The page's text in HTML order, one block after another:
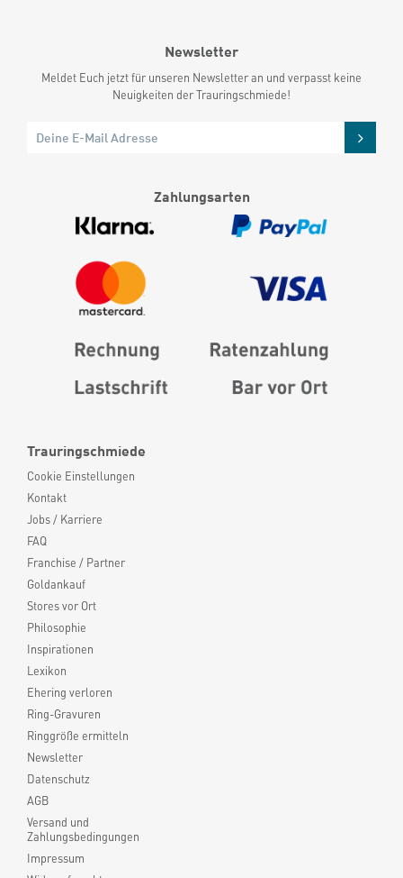
Trauringschmiede
Cookie Einstellungen
Kontakt
Jobs / Karriere
FAQ
Franchise / Partner
Goldankauf
Stores vor Ort
Philosophie
Inspirationen
Lexikon
Ehering verloren
Ring-Gravuren
Ringgröße ermitteln
Newsletter
Datenschutz
AGB
Versand und
Zahlungsbedingungen
Impressum
Newsletter
Meldet Euch jetzt für unseren Newsletter an und verpasst keine
Neuigkeiten der Trauringschmiede!
Zahlungsarten